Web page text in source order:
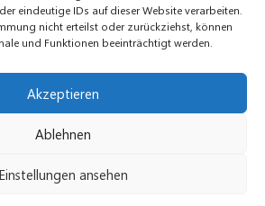
eindeutige IDs auf dieser Website verarbeiten.
nicht erteilst oder zurückziehst, können
und Funktionen beeinträchtigt werden.
Akzeptieren
Ablehnen
Einstellungen ansehen
Impressum
Cookie-Richtlinie (EU)
e.V. Created by Datwork Systeme